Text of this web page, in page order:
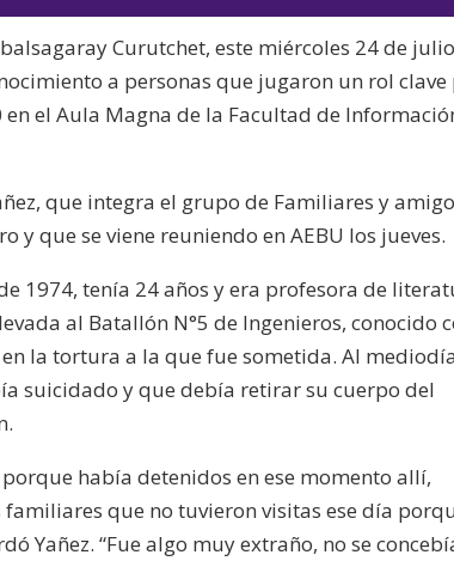
audio
teclas
de
flecha
arriba/
o
disminuir
el
volumen.
Curutchet, este miércoles 24 de julio
a personas que jugaron un rol clave
el Aula Magna de la Facultad de
que integra el grupo de Familiares y
y que se viene reuniendo en AEBU los jueves.
1974, tenía 24 años y era profesora de
al Batallón N°5 de Ingenieros, conocido
la tortura a la que fue sometida. Al mediodía
suicidado y que debía retirar su cuerpo del
había detenidos en ese momento allí,
que no tuvieron visitas ese día
Yañez. “Fue algo muy extraño, no se